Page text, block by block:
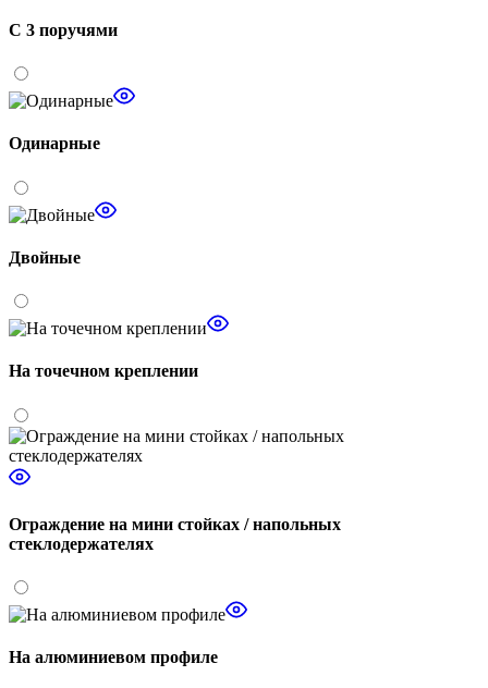
С 3 поручями
Одинарные
Двойные
На точечном креплении
Ограждение на мини стойках / напольных
стеклодержателях
На алюминиевом профиле